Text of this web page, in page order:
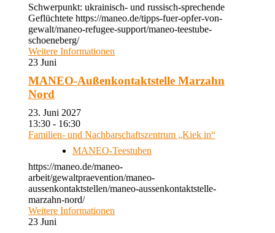
Schwerpunkt: ukrainisch- und russisch-sprechende
Geflüchtete https://maneo.de/tipps-fuer-opfer-von-
gewalt/maneo-refugee-support/maneo-teestube-
schoeneberg/
Weitere Informationen
23 Juni
MANEO-Außenkontaktstelle Marzahn
Nord
23. Juni 2027
13:30 - 16:30
Familien- und Nachbarschaftszentrum „Kiek in“
MANEO-Teestuben
https://maneo.de/maneo-
arbeit/gewaltpraevention/maneo-
aussenkontaktstellen/maneo-aussenkontaktstelle-
marzahn-nord/
Weitere Informationen
23 Juni